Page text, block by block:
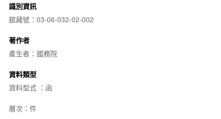
識別資訊
館藏號：03-06-032-02-002
著作者
產生者：國務院
資料類型
資料型式 ：函
層次：件